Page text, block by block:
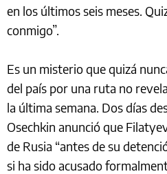
en los últimos seis meses.
conmigo”.
Es un misterio que quizá
del país por una ruta no
la última semana. Dos días
Osechkin anunció que
de Rusia “antes de su
si ha sido acusado